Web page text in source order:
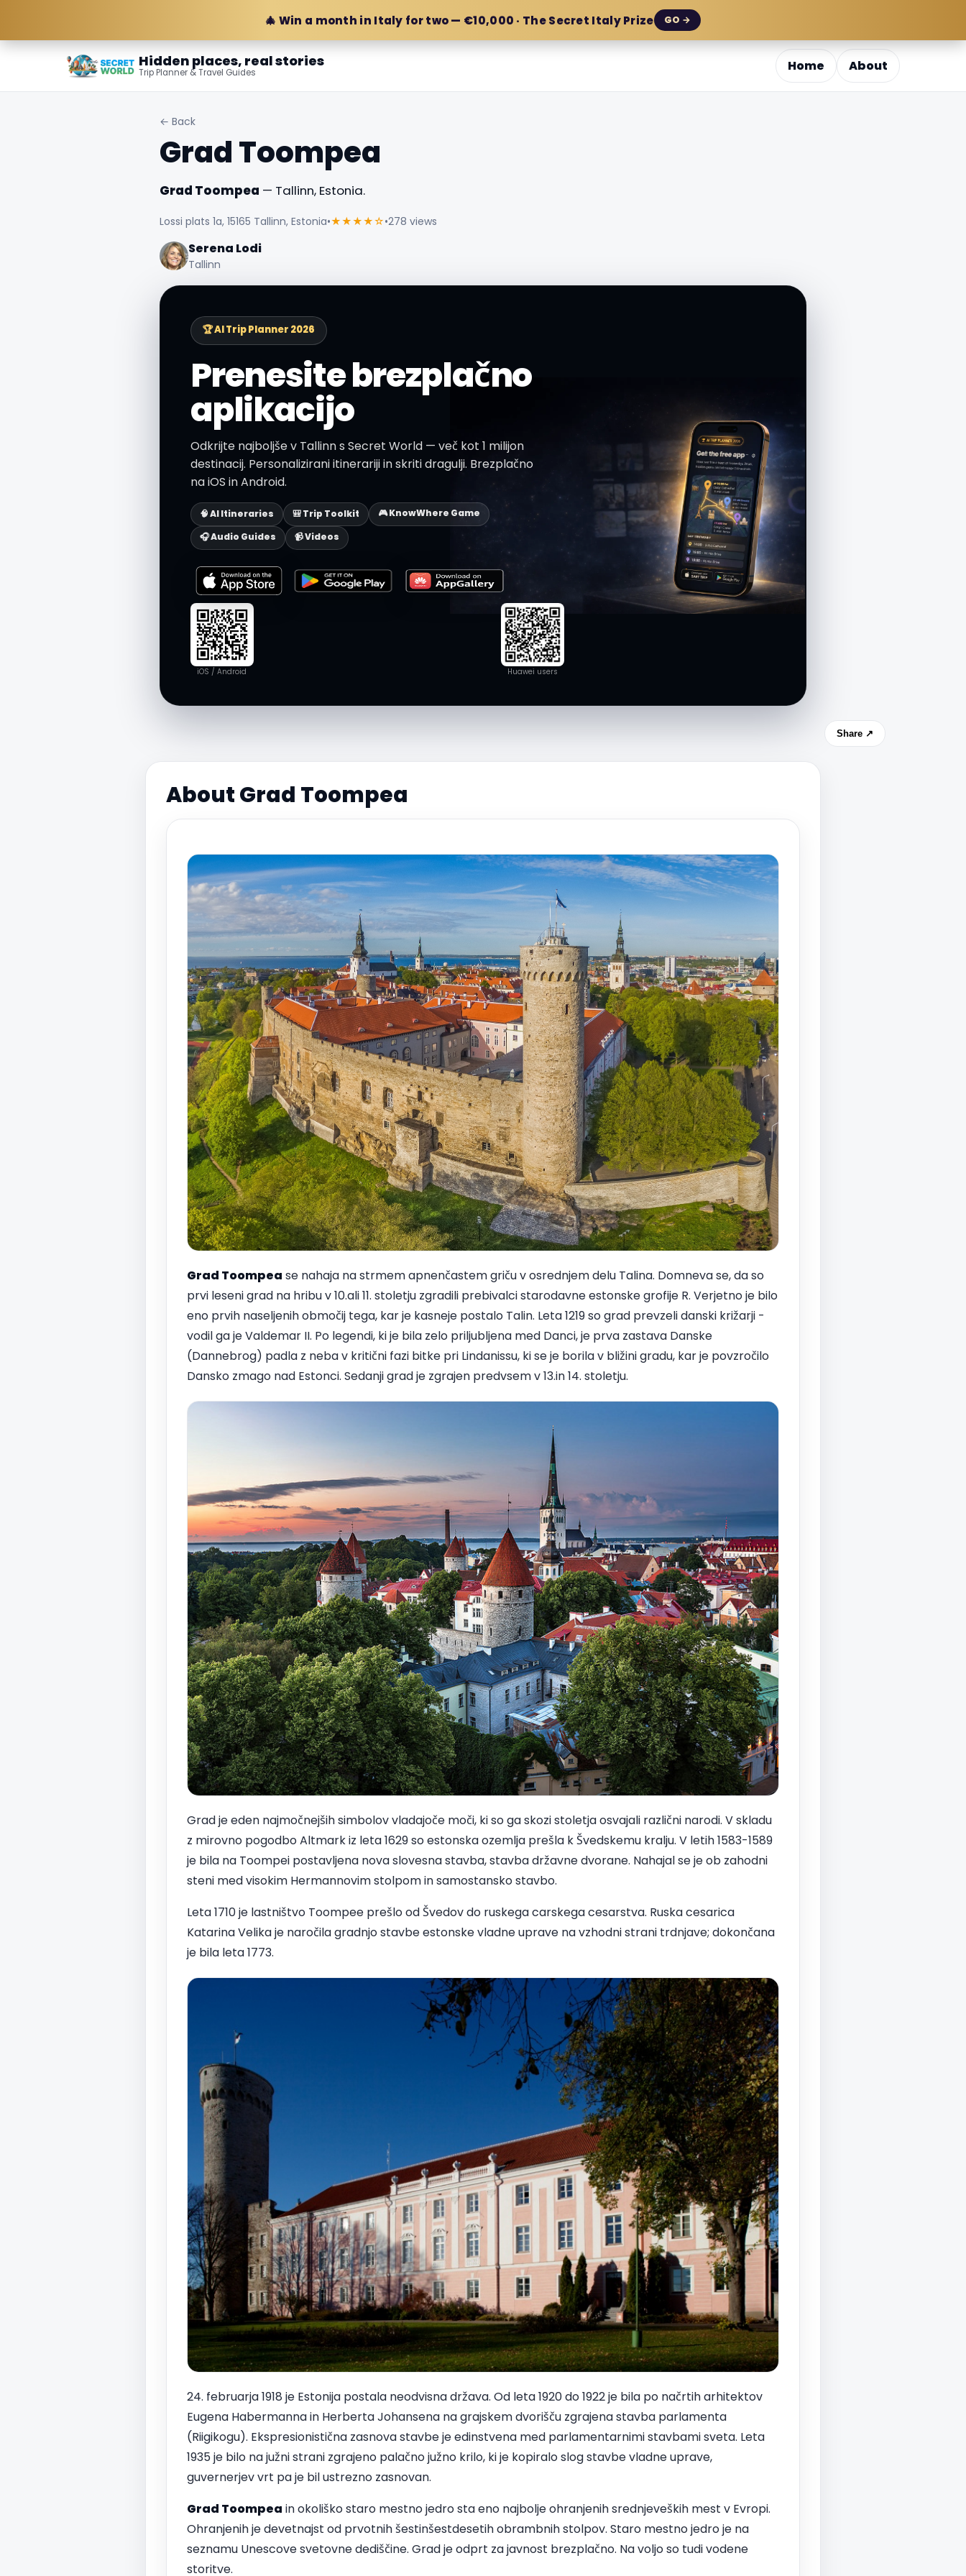
🎄 Win a month in Italy for two — €10,000 · The Secret Italy Prize GO →
Hidden places, real stories
Trip Planner & Travel Guides Home About
← Back
Grad Toompea
Grad Toompea — Tallinn, Estonia.
Lossi plats 1a, 15165 Tallinn, Estonia•★★★★☆•278 views
Serena Lodi
Tallinn
🏆 AI Trip Planner 2026
Prenesite brezplačno
aplikacijo
Odkrijte najboljše v Tallinn s Secret World — več kot 1 milijon
destinacij. Personalizirani itinerariji in skriti dragulji. Brezplačno
na iOS in Android.
🧠 AI Itineraries 🎒 Trip Toolkit
🎮 KnowWhere Game
🎧 Audio Guides
📹 Videos
iOS / Android Huawei users
Share ↗
About Grad Toompea
Grad Toompea se nahaja na strmem apnenčastem griču v osrednjem delu Talina. Domneva se, da so
prvi leseni grad na hribu v 10.ali 11. stoletju zgradili prebivalci starodavne estonske grofije R. Verjetno je bilo
eno prvih naseljenih območij tega, kar je kasneje postalo Talin. Leta 1219 so grad prevzeli danski križarji -
vodil ga je Valdemar II. Po legendi, ki je bila zelo priljubljena med Danci, je prva zastava Danske
(Dannebrog) padla z neba v kritični fazi bitke pri Lindanissu, ki se je borila v bližini gradu, kar je povzročilo
Dansko zmago nad Estonci. Sedanji grad je zgrajen predvsem v 13.in 14. stoletju.
Grad je eden najmočnejših simbolov vladajoče moči, ki so ga skozi stoletja osvajali različni narodi. V skladu
z mirovno pogodbo Altmark iz leta 1629 so estonska ozemlja prešla k Švedskemu kralju. V letih 1583-1589
je bila na Toompei postavljena nova slovesna stavba, stavba državne dvorane. Nahajal se je ob zahodni
steni med visokim Hermannovim stolpom in samostansko stavbo.
Leta 1710 je lastništvo Toompee prešlo od Švedov do ruskega carskega cesarstva. Ruska cesarica
Katarina Velika je naročila gradnjo stavbe estonske vladne uprave na vzhodni strani trdnjave; dokončana
je bila leta 1773.
24. februarja 1918 je Estonija postala neodvisna država. Od leta 1920 do 1922 je bila po načrtih arhitektov
Eugena Habermanna in Herberta Johansena na grajskem dvorišču zgrajena stavba parlamenta
(Riigikogu). Ekspresionistična zasnova stavbe je edinstvena med parlamentarnimi stavbami sveta. Leta
1935 je bilo na južni strani zgrajeno palačno južno krilo, ki je kopiralo slog stavbe vladne uprave,
guvernerjev vrt pa je bil ustrezno zasnovan.
Grad Toompea in okoliško staro mestno jedro sta eno najbolje ohranjenih srednjeveških mest v Evropi.
Ohranjenih je devetnajst od prvotnih šestinšestdesetih obrambnih stolpov. Staro mestno jedro je na
seznamu Unescove svetovne dediščine. Grad je odprt za javnost brezplačno. Na voljo so tudi vodene
storitve.